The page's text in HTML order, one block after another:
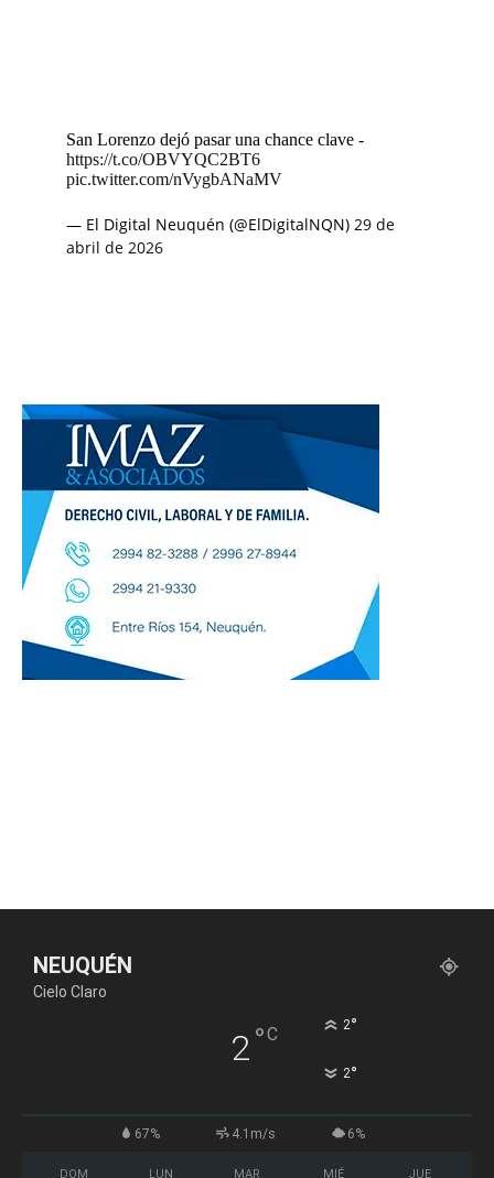
San Lorenzo dejó pasar una chance clave -
https://t.co/OBVYQC2BT6
pic.twitter.com/nVygbANaMV
— El Digital Neuquén (@ElDigitalNQN) 29 de
abril de 2026
NEUQUÉN
Cielo Claro
2°C 2°
2°
67% 4.1m/s 6%
DOM LUN MAR MIÉ JUE